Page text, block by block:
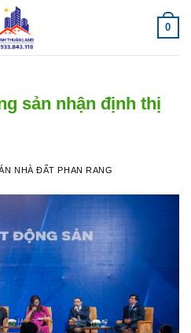
0
sản nhận định thị
NHÀ ĐẤT PHAN RANG